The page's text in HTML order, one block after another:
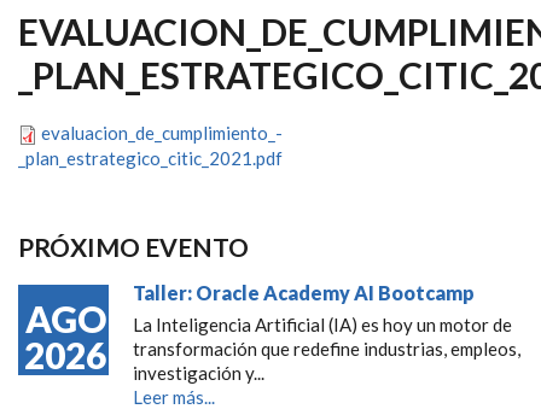
evaluacion_de_cumplimiento_-
_plan_estrategico_citic_2021.pdf
PRÓXIMO EVENTO
AGO
2026
Taller: Oracle Academy AI Bootcamp
La Inteligencia Artificial (IA) es hoy un motor de
transformación que redefine industrias, empleos,
investigación y...
Leer más...